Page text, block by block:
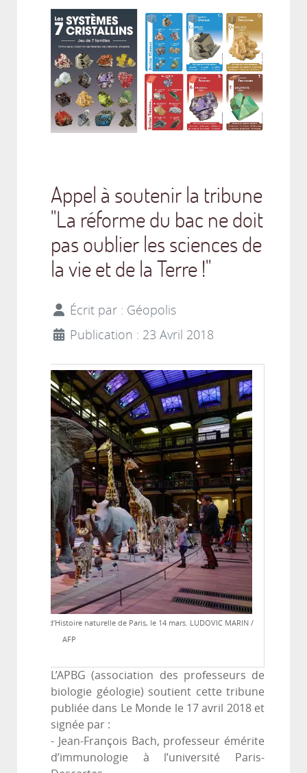
Appel à soutenir la tribune
"La réforme du bac ne doit
pas oublier les sciences de
la vie et de la Terre !"
Écrit par : Géopolis
Publication : 23 Avril 2018
national d’Histoire naturelle de Paris, le 14 mars. LUDOVIC MARIN /
AFP
L’APBG (association des professeurs de
biologie géologie) soutient cette tribune
publiée dans Le Monde le 17 avril 2018 et
signée par :
- Jean-François Bach, professeur émérite
d’immunologie à l’université Paris-